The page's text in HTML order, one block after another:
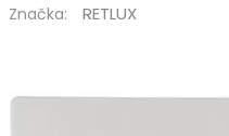
Značka:
RETLUX